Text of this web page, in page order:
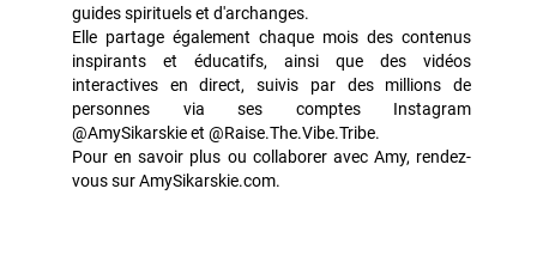
guides spirituels et d'archanges.
Elle partage également chaque mois des contenus
inspirants et éducatifs, ainsi que des vidéos
interactives en direct, suivis par des millions de
personnes via ses comptes Instagram
@AmySikarskie et @Raise.The.Vibe.Tribe.
Pour en savoir plus ou collaborer avec Amy, rendez-
vous sur AmySikarskie.com.